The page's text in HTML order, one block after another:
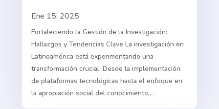
Ene 15, 2025
Fortaleciendo la Gestión de la Investigación:
Hallazgos y Tendencias Clave La investigación en
Latinoamérica está experimentando una
transformación crucial. Desde la implementación
de plataformas tecnológicas hasta el enfoque en
la apropiación social del conocimiento,...